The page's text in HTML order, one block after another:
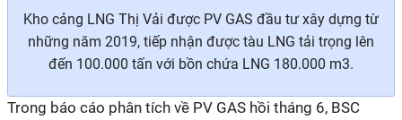
Kho cảng LNG Thị Vải được PV GAS đầu tư xây dựng từ
những năm 2019, tiếp nhận được tàu LNG tải trọng lên
đến 100.000 tấn với bồn chứa LNG 180.000 m3.
Trong báo cáo phân tích về PV GAS hồi tháng 6, BSC